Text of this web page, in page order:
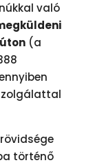
való
(a
történő